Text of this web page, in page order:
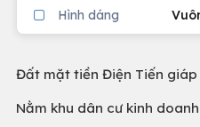
Hình dáng
Đất mặt tiền Điện Tiến
Nằm khu dân cư kinh